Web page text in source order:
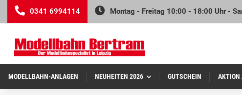
0341 6994114 Montag - Freitag 10:00 - 18:00 Uhr -
MODELLBAHN-ANLAGEN NEUHEITEN 2026 GUTSCHEIN AKTION